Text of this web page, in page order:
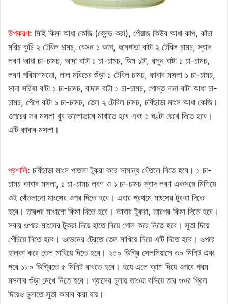
উপকরণ: মিহি কিমা আধা কেজি (ব্লেন্ড করা), পেঁয়াজ কিউব আধা কাপ, কাঁচা
মরিচ কুচি ২ টেবিল চামচ, বেসন ১ কাপ, ধনেপাতা বাটা ২ টেবিল চামচ, স্বাদ
লবণ আধা চা-চামচ, আদা বাটা ১ চা-চামচ, ডিম ১টা, রসুন বাটা ১ চা-চামচ,
লবণ পরিমাণমতো, লাল মরিচের গুঁড়া ১ টেবিল চামচ, কাবাব মসলা ১ চা-চামচ,
সাদা সরিষা বাটা ১ চা-চামচ, বাদাম বাটা ১ চা-চামচ, পোস্ত দানা বাটা আধা চা-
চামচ, পেঁপে বাটা ১ চা-চামচ, তেল ২ টেবিল চামচ, চর্বিছাড়া মাংস আধা কেজি।
ওপরের সব মসলা খুব ভালোভাবে মাখাতে হবে এবং ১ ঘণ্টা রেখে দিতে হবে।
এটি কাবাব মসলা।
প্রণালি: চর্বিছাড়া মাংস পাতলা টুকরা করে সামান্য থেঁতলে নিতে হবে। ১ চা-
চামচ কাবাব মসলা, ১ চা-চামচ লবণ ও ১ চা-চামচ স্বাদ লবণ একসঙ্গে মিশিয়ে
ওই থেঁতলানো মাংসের ওপর দিতে হবে। এবার প্রথমে মাংসের টুকরা দিতে
হবে। তারপর মাখানো কিমা দিতে হবে। আবার টুকরা, তারপর কিমা দিতে হবে।
সবার ওপরে মাংসের টুকরা দিয়ে হাতে নিয়ে গোল করে নিতে হবে। সুতা দিয়ে
পেঁচিয়ে নিতে হবে। ওভেনের ট্রেতে তেল মাখিয়ে নিয়ে এটি দিতে হবে। ওপরে
হালকা করে তেল মাখিয়ে দিতে হবে। ২৫০ ডিগ্রি সেলসিয়াসে ৩০ মিনিট এবং
পরে ১৮০ ডিগ্রিতে ৫ মিনিট রাখতে হবে। হয়ে এলে ব্রাশ দিয়ে ওপরে গরম
মসলার গুঁড়া মেখে নিতে হবে। গ্যাসের চুলায় তাওয়া বসিয়ে তার ওপর গ্রিল
দিয়েও চুলাতে সুতা কাবাব করা যায়।